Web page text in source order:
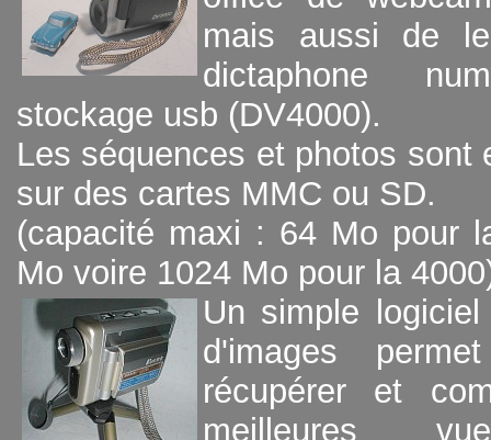
mais aussi de
dictaphone
stockage usb (DV4000).
Les séquences et photos sont
sur des cartes MMC ou SD.
(capacité maxi : 64 Mo pour
Mo voire 1024 Mo pour la
Un simple logiciel
d'images
récupérer et
meilleures